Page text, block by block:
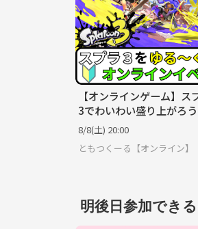
【オンラインゲーム】ス
3でわいわい盛り上がろ
ーム初心者歓迎】
8/8(土) 20:00
ともつくーる【オンライン】
明後日参加でき